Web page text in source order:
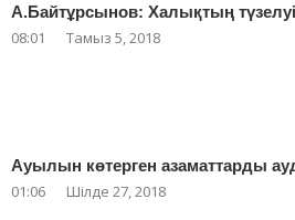
А.Байтұрсынов: Халықтың
08:01 Тамыз 5, 2018
Ауылын көтерген азаматтарды
01:06 Шілде 27, 2018